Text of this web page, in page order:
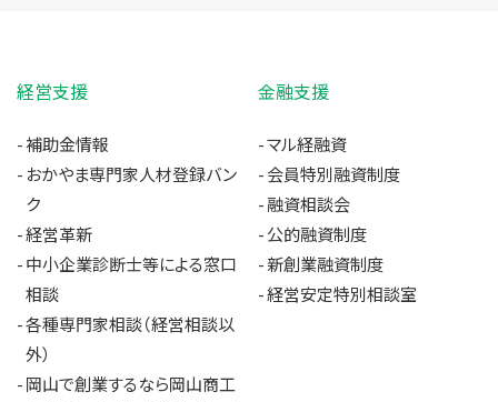
経営支援
補助金情報
おかやま専門家人材登録バン
ク
経営革新
中小企業診断士等による窓口
相談
各種専門家相談（経営相談以
外）
岡山で創業するなら岡山商工
金融支援
マル経融資
会員特別融資制度
融資相談会
公的融資制度
新創業融資制度
経営安定特別相談室